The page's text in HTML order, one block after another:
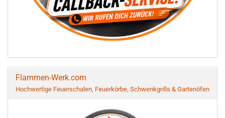
Flammen-Werk.com
Hochwertige Feuerschalen, Feuerkörbe, Schwenkgrills & Gartenöfen